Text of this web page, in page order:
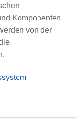
Komponenten.
von der